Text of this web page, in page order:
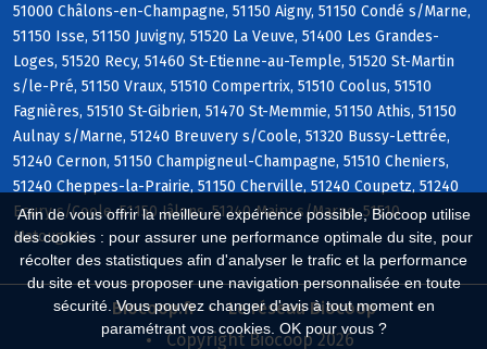
Afin de vous offrir la meilleure expérience possible, Biocoop utilise
des cookies : pour assurer une performance optimale du site, pour
récolter des statistiques afin d'analyser le trafic et la performance
du site et vous proposer une navigation personnalisée en toute
sécurité. Vous pouvez changer d'avis à tout moment en
paramétrant vos cookies. OK pour vous ?
51000 Châlons-en-Champagne, 51150 Aigny, 51150 Condé s/Marne,
51150 Isse, 51150 Juvigny, 51520 La Veuve, 51400 Les Grandes-
Loges, 51520 Recy, 51460 St-Etienne-au-Temple, 51520 St-Martin
s/le-Pré, 51150 Vraux, 51510 Compertrix, 51510 Coolus, 51510
Fagnières, 51510 St-Gibrien, 51470 St-Memmie, 51150 Athis, 51150
Aulnay s/Marne, 51240 Breuvery s/Coole, 51320 Bussy-Lettrée,
51240 Cernon, 51150 Champigneul-Champagne, 51510 Cheniers,
51240 Cheppes-la-Prairie, 51150 Cherville, 51240 Coupetz, 51240
Ecury s/Coole, 51150 Jâlons, 51240 Mairy s/Marne, 51510
Matougues
Biocoop.fr
Le réseau Biocoop
Copyright Biocoop 2026